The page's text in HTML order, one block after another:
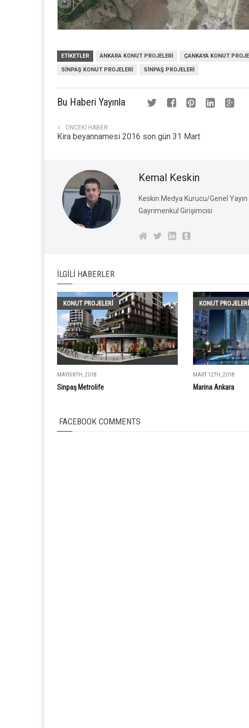
ETIKETLER ANKARA KONUT PROJELERI ÇANKAYA KONUT
SINPAŞ KONUT PROJELERI SINPAŞ PROJELERI
Bu Haberi Yayınla
ÖNCEKI HABER
Kira beyannamesi 2016 son gün 31 Mart
Kemal Keskin
Keskin Medya Kurucu/Genel
Gayrimenkul Girişimcisi
İLGILI HABERLER
KONUT PROJELERI
MAYIS 8TH, 2018
Sinpaş Metrolife
KONUT PROJELERI
MART 12TH, 2018
Marina Ankara
FACEBOOK COMMENTS